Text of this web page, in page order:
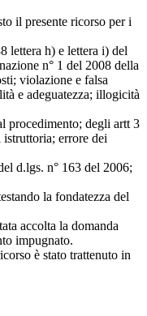
il presente ricorso per i
lettera h) e lettera i) del
n° 1 del 2008 della
violazione e falsa
e adeguatezza; illogicità
procedimento; degli artt 3
errore dei
d.lgs. n° 163 del 2006;
la fondatezza del
accolta la domanda
impugnato.
è stato trattenuto in